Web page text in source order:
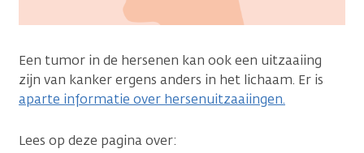
Een tumor in de hersenen kan ook een uitzaaiing
zijn van kanker ergens anders in het lichaam. Er is
aparte informatie over hersenuitzaaiingen.
Lees op deze pagina over: